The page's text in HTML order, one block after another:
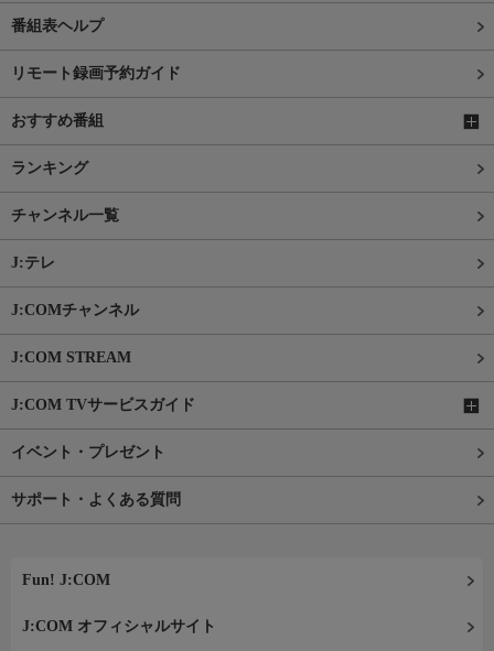
番組表ヘルプ
リモート録画予約ガイド
おすすめ番組
ランキング
チャンネル一覧
J:テレ
J:COMチャンネル
J:COM STREAM
J:COM TVサービスガイド
イベント・プレゼント
サポート・よくある質問
Fun! J:COM
J:COM オフィシャルサイト